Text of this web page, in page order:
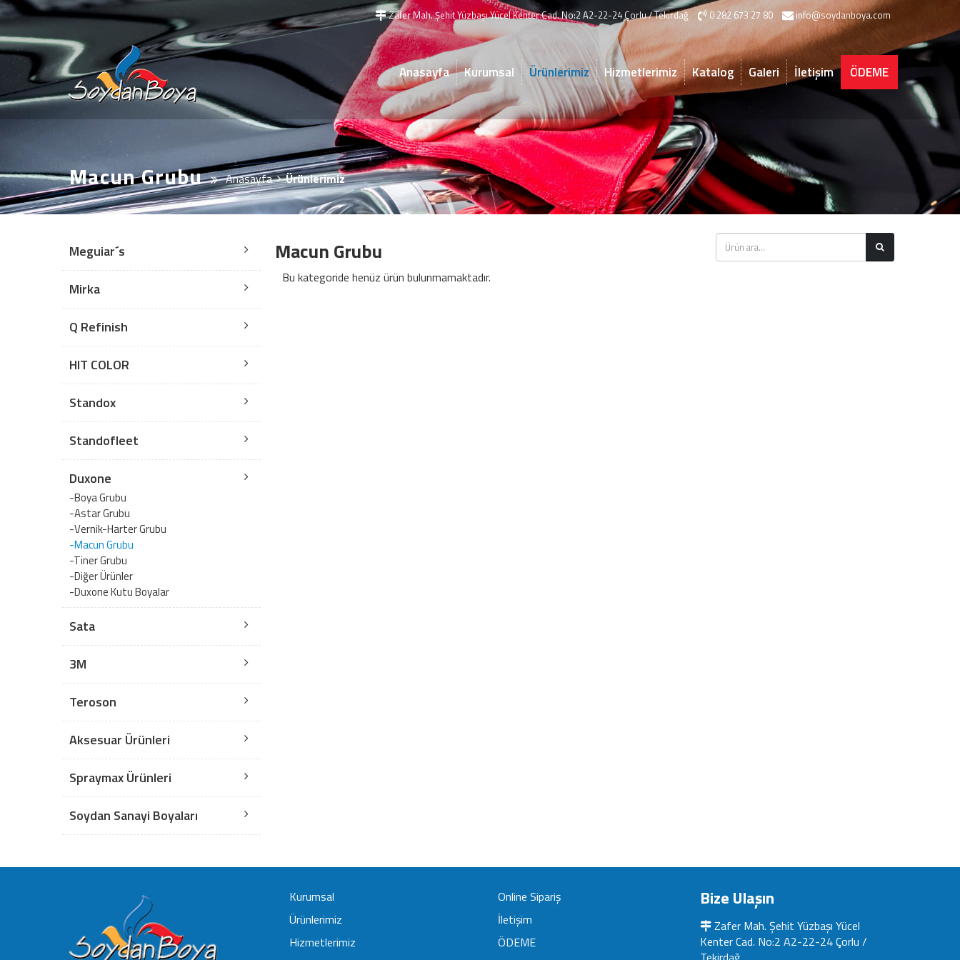
Zafer Mah. Şehit Yüzbaşı Yücel Kenter Cad. No:2 A2-22-24 Çorlu / Tekirdağ 0 282 673 27 80 info@soydanboya.com
Anasayfa Kurumsal Ürünlerimiz Hizmetlerimiz Katalog Galeri İletişim ÖDEME
Macun Grubu Anasayfa Ürünlerimiz
Macun Grubu
Bu kategoride henüz ürün bulunmamaktadır.
Meguiar´s
Mirka
Q Refinish
HIT COLOR
Standox
Standofleet
Duxone
-Boya Grubu
-Astar Grubu
-Vernik-Harter Grubu
-Macun Grubu
-Tiner Grubu
-Diğer Ürünler
-Duxone Kutu Boyalar
Sata
3M
Teroson
Aksesuar Ürünleri
Spraymax Ürünleri
Soydan Sanayi Boyaları
Kurumsal
Ürünlerimiz
Hizmetlerimiz
Online Sipariş
İletişim
ÖDEME
Bize Ulaşın
Zafer Mah. Şehit Yüzbaşı Yücel
Kenter Cad. No:2 A2-22-24 Çorlu /